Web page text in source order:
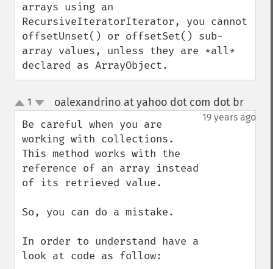
arrays using an
RecursiveIteratorIterator, you cannot
offsetUnset() or offsetSet() sub-
array values, unless they are *all*
declared as ArrayObject.
up
down
1 oalexandrino at yahoo dot com dot br¶
19 years ago
Be careful when you are
working with collections.
This method works with the
reference of an array instead
of its retrieved value.
So, you can do a mistake.
In order to understand have a
look at code as follow: